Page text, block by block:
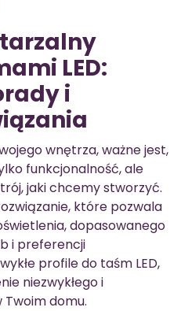
LED:
i
wnętrza, ważne jest,
funkcjonalność, ale
jaki chcemy stworzyć.
które pozwala
dopasowanego
i preferencji
profile do taśm LED,
niezwykłego i
domu.